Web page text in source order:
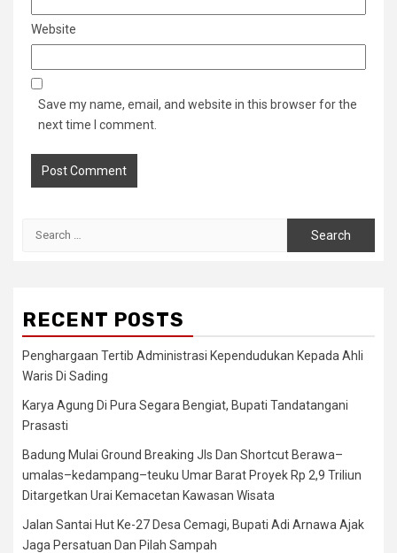
Website
Save my name, email, and website in this browser for the
next time I comment.
RECENT POSTS
Penghargaan Tertib Administrasi Kependudukan Kepada Ahli
Waris Di Sading
Karya Agung Di Pura Segara Bengiat, Bupati Tandatangani
Prasasti
Badung Mulai Ground Breaking Jls Dan Shortcut Berawa–
umalas–kedampang–teuku Umar Barat Proyek Rp 2,9 Triliun
Ditargetkan Urai Kemacetan Kawasan Wisata
Jalan Santai Hut Ke-27 Desa Cemagi, Bupati Adi Arnawa Ajak
Jaga Persatuan Dan Pilah Sampah